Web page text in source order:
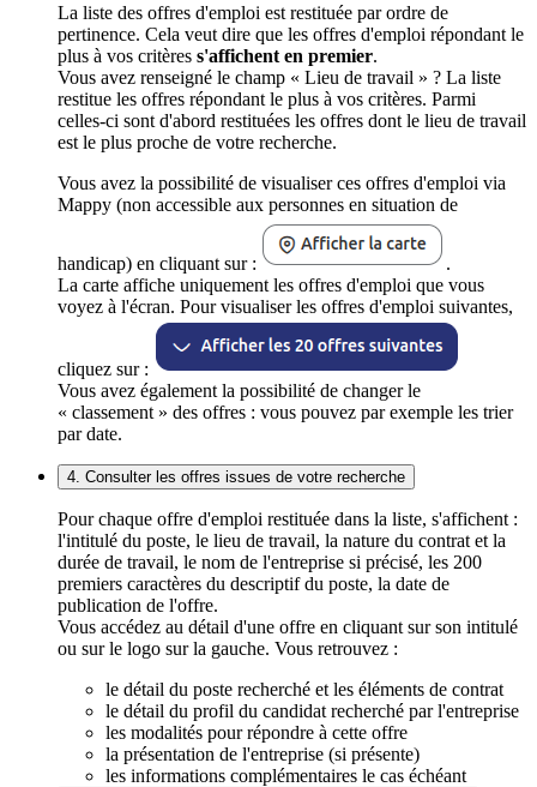
La liste des offres d'emploi est restituée par ordre de
pertinence. Cela veut dire que les offres d'emploi répondant le
plus à vos critères s'affichent en premier.
Vous avez renseigné le champ « Lieu de travail » ? La liste
restitue les offres répondant le plus à vos critères. Parmi
celles-ci sont d'abord restituées les offres dont le lieu de travail
est le plus proche de votre recherche.
Vous avez la possibilité de visualiser ces offres d'emploi via
Mappy (non accessible aux personnes en situation de
handicap) en cliquant sur :
.
La carte affiche uniquement les offres d'emploi que vous
voyez à l'écran. Pour visualiser les offres d'emploi suivantes,
cliquez sur :
Vous avez également la possibilité de changer le
« classement » des offres : vous pouvez par exemple les trier
par date.
4. Consulter les offres issues de votre recherche
Pour chaque offre d'emploi restituée dans la liste, s'affichent :
l'intitulé du poste, le lieu de travail, la nature du contrat et la
durée de travail, le nom de l'entreprise si précisé, les 200
premiers caractères du descriptif du poste, la date de
publication de l'offre.
Vous accédez au détail d'une offre en cliquant sur son intitulé
ou sur le logo sur la gauche. Vous retrouvez :
le détail du poste recherché et les éléments de contrat
le détail du profil du candidat recherché par l'entreprise
les modalités pour répondre à cette offre
la présentation de l'entreprise (si présente)
les informations complémentaires le cas échéant